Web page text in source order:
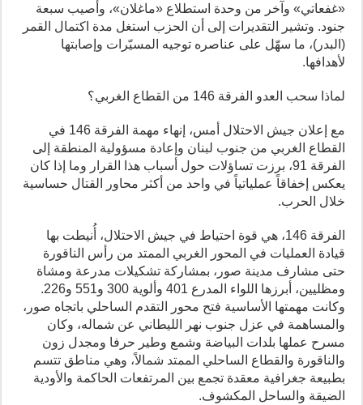
«غفعاتي» وآخر من وحدة استطلاع «ماغلان»، وأُصيب سبعة
جنود. وتشير التقديرات إلى أن الحزب استغل مدة اكتمال القمر
(البدر)، ما سهّل على عناصره توجيه المسيّرات وإصابتها
لأهدافها.
لماذا سحب العدو الفرقة 146 من القطاع الغربي؟
مع إعلان جيش الاحتلال أمس، إنهاء مهمة الفرقة 146 في
القطاع الغربي من جنوب لبنان وإعادة مسؤولية المنطقة إلى
الفرقة 91، برزت تساؤلات حول أسباب هذا القرار وما إذا كان
يعكس إخفاقاً عملياتياً في واحد من أكثر محاور القتال حساسية
خلال الحرب.
الفرقة 146، هي قوة احتياط في جيش الاحتلال، أُنيطت بها
قيادة العمليات في المحور الغربي الممتد من رأس الناقورة
حتى مشارف مدينة صور، بمشاركة تشكيلات مدرعة ومشاة
ومظليين، أبرزها اللواء المدرع 401 وألوية 300 و551 و226.
وكانت مهمتها الأساسية فتح محور التقدم الساحلي باتجاه صور،
والمساهمة في عزل جنوب نهر الليطاني عن شماله، وكان
مسرح عملها بلدات البياضة وشمع وطير حرفا ومجدل زون
والناقورة والقطاع الساحلي الممتد شمالاً، وهي مناطق تتسم
بطبيعة جغرافية معقدة تجمع بين المرتفعات الحاكمة والأودية
الضيقة والساحل المكشوف.